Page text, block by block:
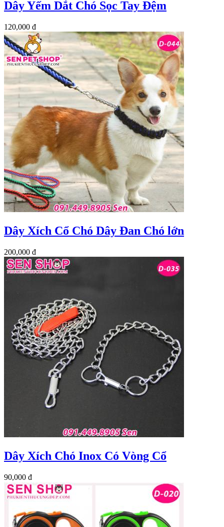
Dây Yếm Dắt Chó Sọc Tay Đệm
120,000 đ
Dây Xích Cổ Chó Dây Đan Chó lớn
200,000 đ
Dây Xích Chó Inox Có Vòng Cổ
90,000 đ